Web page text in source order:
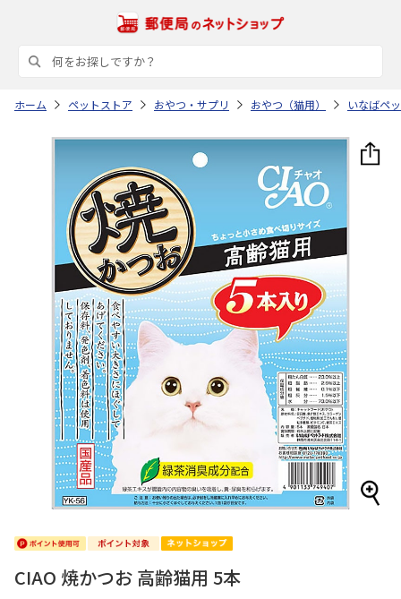
ホーム ペットストア おやつ・サプリ おやつ（猫用） いなばペ
CIAO 焼かつお 高齢猫用 5本